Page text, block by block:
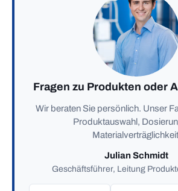
Fragen zu Produkten oder
Wir beraten Sie persönlich. Unser
Produktauswahl,
Julian Schmidt
Geschäftsführer, Leitung